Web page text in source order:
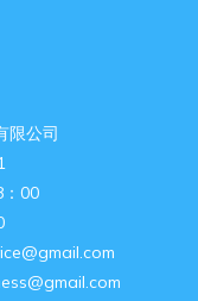
限公司
00